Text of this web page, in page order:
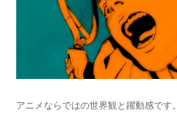
アニメならではの世界観と躍動感です。